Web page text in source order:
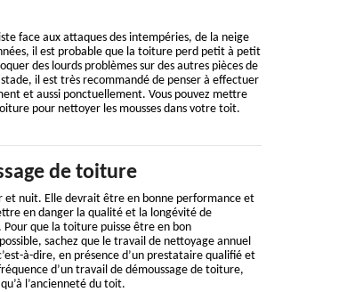
face aux attaques des intempéries, de la neige
il est probable que la toiture perd petit à petit
des lourds problèmes sur des autres pièces de
il est très recommandé de penser à effectuer
et aussi ponctuellement. Vous pouvez mettre
pour nettoyer les mousses dans votre toit.
de toiture
et nuit. Elle devrait être en bonne performance et
en danger la qualité et la longévité de
que la toiture puisse être en bon
sachez que le travail de nettoyage annuel
à-dire, en présence d’un prestataire qualifié et
d’un travail de démoussage de toiture,
l’ancienneté du toit.